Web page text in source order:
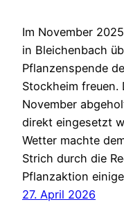
Im November
in Bleichenbach
Pflanzenspende
Stockheim freuen.
November
direkt eingesetzt
Wetter machte
Strich durch die
Pflanzaktion
27. April 2026